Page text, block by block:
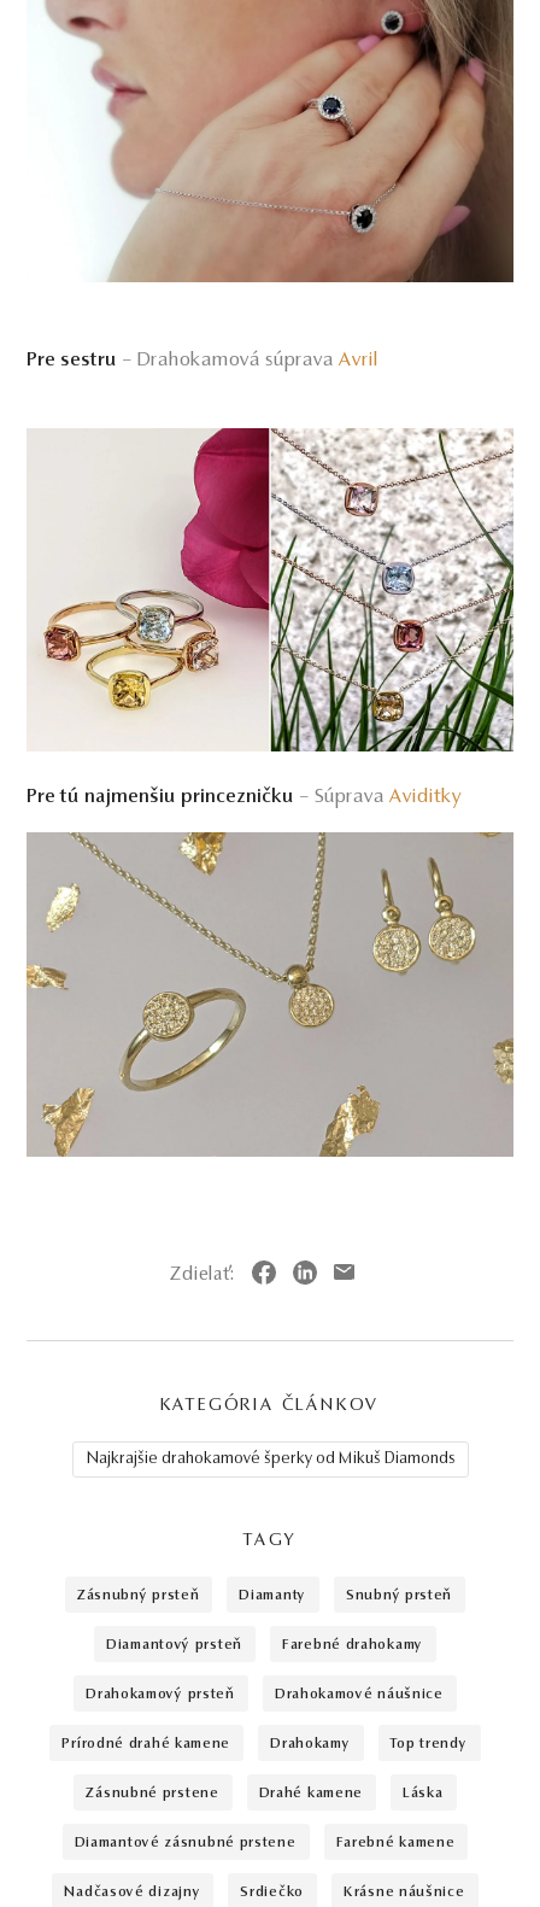
Pre sestru – Drahokamová súpravaAvril
Pre tú najmenšiu princezničku – SúpravaAviditky
Zdielať:
KATEGÓRIA ČLÁNKOV
Najkrajšie drahokamové šperky od Mikuš Diamonds
TAGY
zásnubný prsteň diamanty snubný prsteň
diamantový prsteň farebné drahokamy
drahokamový prsteň drahokamové náušnice
prírodné drahé kamene drahokamy top trendy
zásnubné prstene drahé kamene láska
diamantové zásnubné prstene farebné kamene
nadčasové dizajny srdiečko krásne náušnice